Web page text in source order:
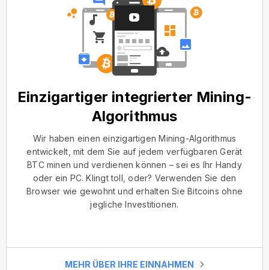
Einzigartiger integrierter Mining-
Algorithmus
Wir haben einen einzigartigen Mining-Algorithmus
entwickelt, mit dem Sie auf jedem verfügbaren Gerät
BTC minen und verdienen können – sei es Ihr Handy
oder ein PC. Klingt toll, oder? Verwenden Sie den
Browser wie gewohnt und erhalten Sie Bitcoins ohne
jegliche Investitionen.
MEHR ÜBER IHRE EINNAHMEN